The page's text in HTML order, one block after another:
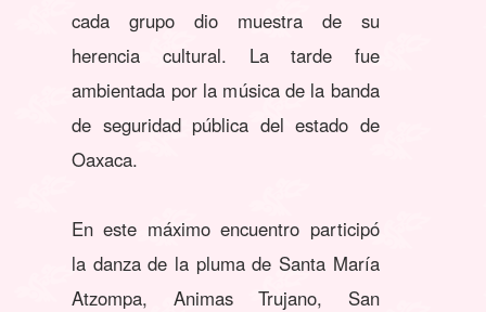
cada grupo dio muestra de su
herencia cultural. La tarde fue
ambientada por la música de la banda
de seguridad pública del estado de
Oaxaca.
En este máximo encuentro participó
la danza de la pluma de Santa María
Atzompa, Animas Trujano, San